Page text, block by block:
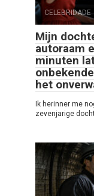
CELEBRIDADE
Mijn
autoraam
minuten
het
Ik herinner me
zevenjarige